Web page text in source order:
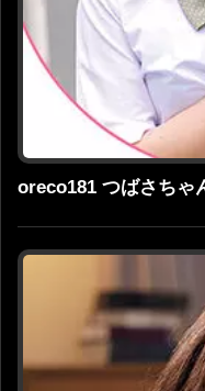
oreco181 つばさちゃ